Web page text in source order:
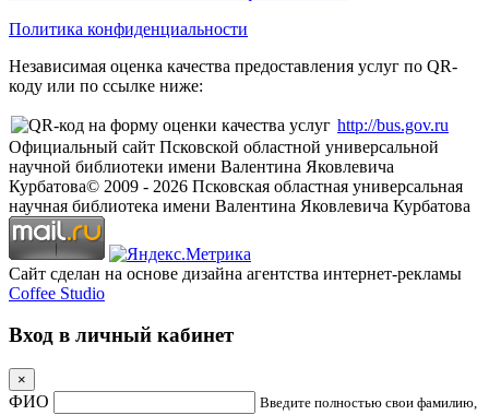
Политика конфиденциальности
Независимая оценка качества предоставления услуг по QR-
коду или по ссылке ниже:
http://bus.gov.ru
Официальный сайт Псковской областной универсальной
научной библиотеки имени Валентина Яковлевича
Курбатова© 2009 - 2026 Псковская областная универсальная
научная библиотека имени Валентина Яковлевича Курбатова
Сайт сделан на основе дизайна агентства интернет-рекламы
Coffee Studio
Вход в личный кабинет
×
ФИО
Введите полностью свои фамилию,